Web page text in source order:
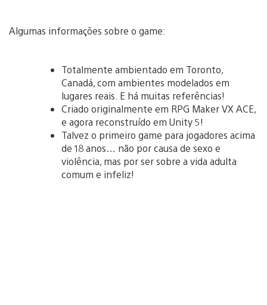
Algumas informações sobre o game:
Totalmente ambientado em Toronto,
Canadá, com ambientes modelados em
lugares reais. E há muitas referências!
Criado originalmente em RPG Maker VX ACE,
e agora reconstruído em Unity 5!
Talvez o primeiro game para jogadores acima
de 18 anos… não por causa de sexo e
violência, mas por ser sobre a vida adulta
comum e infeliz!